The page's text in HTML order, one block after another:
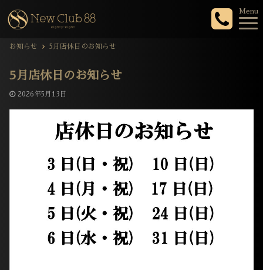
Menu
お知らせ 5月店休日のお知らせ
5月店休日のお知らせ
2026年5月13日